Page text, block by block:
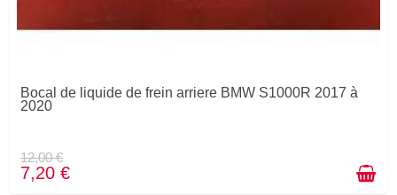
Bocal de liquide de frein arriere BMW S1000R 2017 à
2020
12,00 €
7,20 €